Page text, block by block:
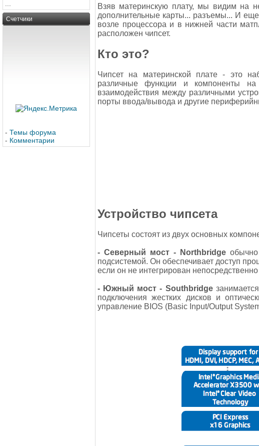
Счетчики
- Темы форума
- Комментарии
Взяв материнскую плату, мы видим на
дополнительные карты... разъемы... И
возле процессора и в нижней части
расположен чипсет.
Кто это?
Чипсет на материнской плате - это
различные функции и компоненты
взаимодействия между различными
порты ввода/вывода и другие
Устройство чипсета
Чипсеты состоят из двух основных
- Северный мост - Northbridge
подсистемой. Он обеспечивает доступ
если он не интегрирован
- Южный мост - Southbridge
подключения жестких дисков и
управление BIOS (Basic Input/Output